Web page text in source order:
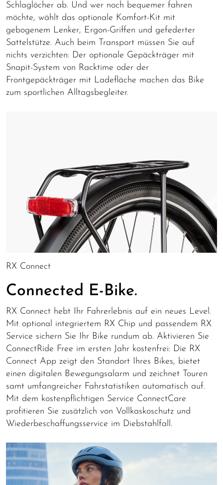
Schlaglöcher ab. Und wer noch bequemer fahren
möchte, wählt das optionale Komfort-Kit mit
gebogenem Lenker, Ergon-Griffen und gefederter
Sattelstütze. Auch beim Transport müssen Sie auf
nichts verzichten: Der optionale Gepäckträger mit
Snapit-System von Racktime oder der
Frontgepäckträger mit Ladefläche machen das Bike
zum sportlichen Alltagsbegleiter.
RX Connect
Connected E-Bike.
RX Connect hebt Ihr Fahrerlebnis auf ein neues Level.
Mit optional integriertem RX Chip und passendem RX
Service sichern Sie Ihr Bike rundum ab. Aktivieren Sie
ConnectRide Free im ersten Jahr kostenfrei: Die RX
Connect App zeigt den Standort Ihres Bikes, bietet
einen digitalen Bewegungsalarm und zeichnet Touren
samt umfangreicher Fahrstatistiken automatisch auf.
Mit dem kostenpflichtigen Service ConnectCare
profitieren Sie zusätzlich von Vollkaskoschutz und
Wiederbeschaffungsservice im Diebstahlfall.